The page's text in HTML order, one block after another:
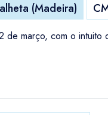
(Madeira)
de março, com o intuito